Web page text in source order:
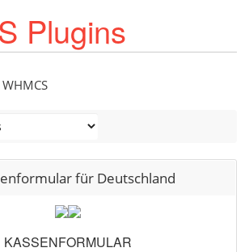
Plugins
für Deutschland
KASSENFORMULAR